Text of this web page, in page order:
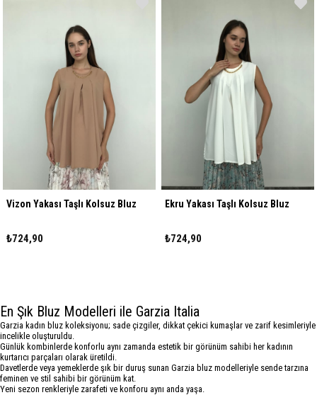
Vizon Yakası Taşlı Kolsuz Bluz
₺724,90
Ekru Yakası Taşlı Kolsuz Bluz
₺724,90
En Şık Bluz Modelleri ile Garzia Italia
Garzia kadın bluz koleksiyonu; sade çizgiler, dikkat çekici kumaşlar ve zarif kesimleriyle
incelikle oluşturuldu.
Günlük kombinlerde konforlu aynı zamanda estetik bir görünüm sahibi her kadının
kurtarıcı parçaları olarak üretildi.
Davetlerde veya yemeklerde şık bir duruş sunan Garzia bluz modelleriyle sende tarzına
feminen ve stil sahibi bir görünüm kat.
Yeni sezon renkleriyle zarafeti ve konforu aynı anda yaşa.